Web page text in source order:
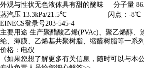
外观与性状无色液体具有甜的醚味 分子量
蒸汽压 13.3kPa/21.5℃ 闪点：-8℃
EINECS登录号203-545-4
主要用途 生产聚醋酸乙烯(PVAc)、聚乙烯醇、
纶、薄膜、乙烯基共聚树脂、缩醛树脂等一系
价格：电仪
《如果您想了解更多有关信息，随时可以与本